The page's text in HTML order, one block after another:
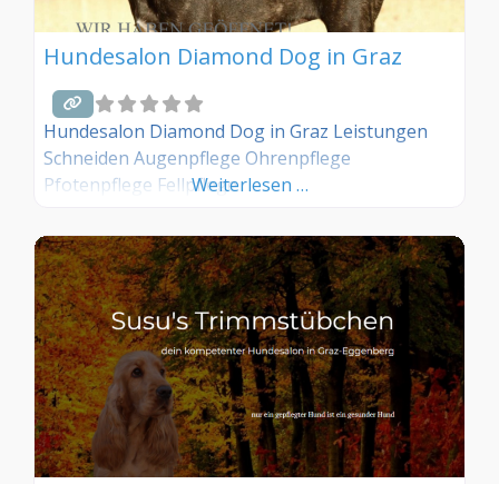
Hundesalon Diamond Dog in Graz
Hundesalon Diamond Dog in Graz Leistungen
Schneiden Augenpflege Ohrenpflege
Pfotenpflege FellpflegeWeiterlesen …